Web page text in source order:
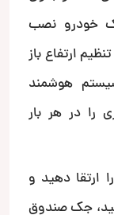
خودرو نصب
ارتفاع باز
هوشمند
را در هر بار
ارتقا دهید و
جک صندوق